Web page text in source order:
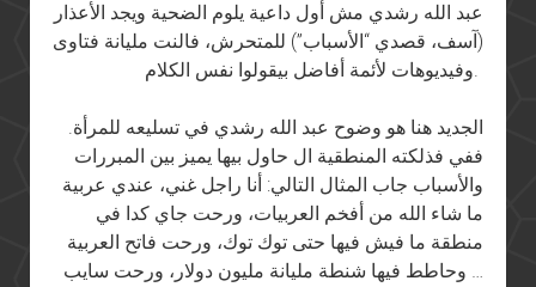
عبد الله رشدي مش أول داعية يلوم الضحية ويجد الأعذار
(آسف، قصدي “الأسباب”) للمتحرش، فالنت مليانة فتاوى
وفيديوهات لأئمة أفاضل بيقولوا نفس الكلام.
الجديد هنا هو وضوح عبد الله رشدي في تسليعه للمرأة.
ففي فذلكته المنطقية ال حاول بيها يميز بين المبررات
والأسباب جاب المثال التالي: أنا راجل غني، عندي عربية
ما شاء الله من أفخم العربيات، ورحت جاي كدا في
منطقة ما فيش فيها حتى توك توك، ورحت فاتح العربية
… وحاطط فيها شنطة مليانة مليون دولار، ورحت سايب